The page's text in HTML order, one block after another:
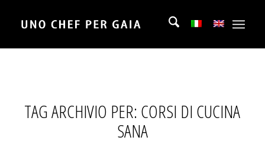
TAG ARCHIVIO PER:CORSI DI CUCINA
SANA